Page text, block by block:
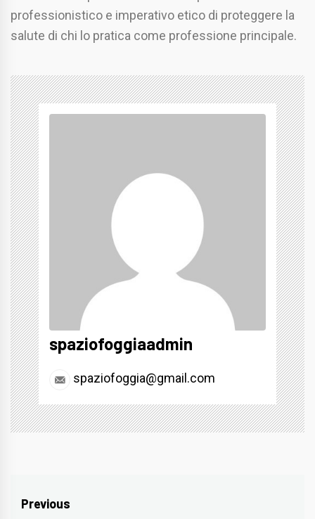
professionistico e imperativo etico di proteggere la
salute di chi lo pratica come professione principale.
spaziofoggiaadmin
spaziofoggia@gmail.com
Navigazione
Previous